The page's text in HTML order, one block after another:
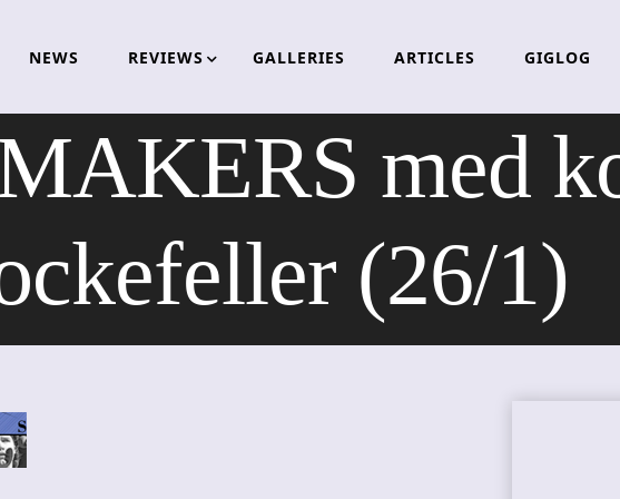
NEWS REVIEWS GALLERIES ARTICLES GIGLOG
med
(26/1)